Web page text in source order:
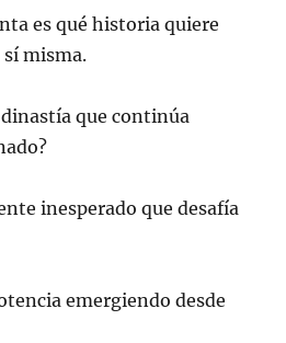
es qué historia quiere
sí misma.
que continúa
inesperado que desafía
emergiendo desde